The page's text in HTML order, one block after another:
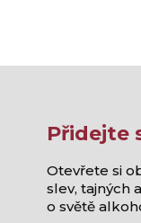
Přidejte
Otevřete si
slev, tajných
o světě